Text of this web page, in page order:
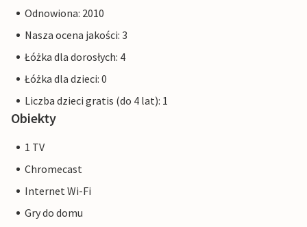
Odnowiona: 2010
Nasza ocena jakości: 3
Łóżka dla dorosłych: 4
Łóżka dla dzieci: 0
Liczba dzieci gratis (do 4 lat): 1
Obiekty
1 TV
Chromecast
Internet Wi-Fi
Gry do domu